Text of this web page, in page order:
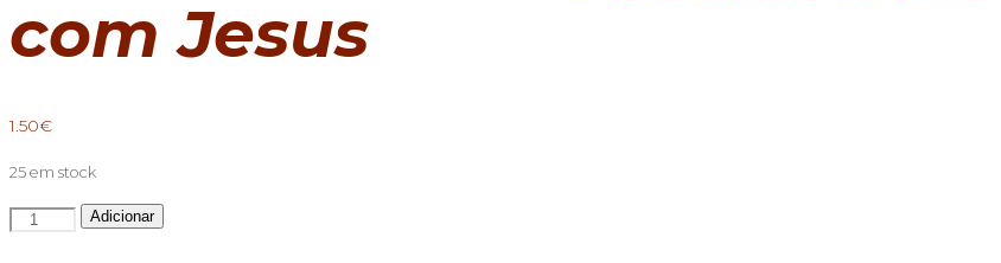
com Jesus
1.50€
25 em stock
QuantidadeAdicionar